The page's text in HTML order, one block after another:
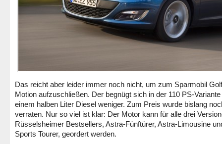
Das reicht aber leider immer noch nicht, um zum Sparmobil
Motion aufzuschließen. Der begnügt sich in der 110 PS-
einem halben Liter Diesel weniger. Zum Preis wurde bislang
verraten. Nur so viel ist klar: Der Motor kann für alle drei
Rüsselsheimer Bestsellers, Astra-Fünftürer, Astra-Limousine
Sports Tourer, geordert werden.